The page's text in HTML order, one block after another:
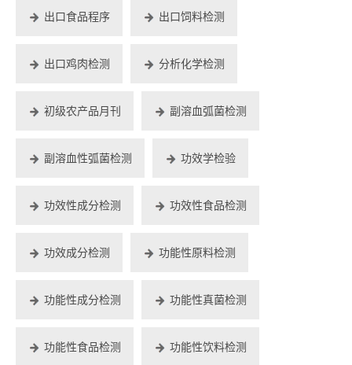
出口食品程序 出口饲料检测
出口鸡肉检测 分析化学检测
初级农产品月刊 副溶血弧菌检测
副溶血性弧菌检测 功效学检验
功效性成分检测 功效性食品检测
功效成分检测 功能性原料检测
功能性成分检测 功能性真菌检测
功能性食品检测 功能性饮料检测